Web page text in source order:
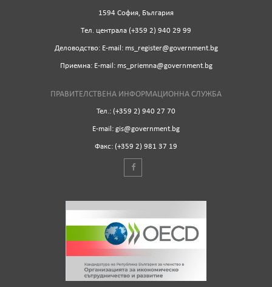
1594 София, България
Tел. централа (+359 2) 940 29 99
Деловодство: Е-mail: ms_register@government.bg
Приемна: Е-mail: ms_priemna@government.bg
ПРАВИТЕЛСТВЕНА ИНФОРМАЦИОННА СЛУЖБА
Тел.: (+359 2) 940 27 70
Е-mail: gis@government.bg
Факс: (+359 2) 981 37 19